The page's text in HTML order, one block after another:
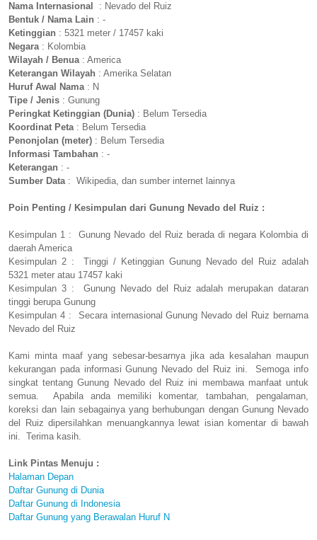
Nama Internasional
: Nevado del Ruiz
Bentuk / Nama Lain : -
Ketinggian : 5321 meter / 17457 kaki
Negara: Kolombia
Wilayah / Benua: America
Keterangan Wilayah : Amerika Selatan
Huruf Awal Nama: N
Tipe / Jenis : Gunung
Peringkat Ketinggian (Dunia) : Belum Tersedia
Koordinat Peta: Belum Tersedia
Penonjolan (meter) : Belum Tersedia
Informasi Tambahan : -
Keterangan : -
Sumber Data: Wikipedia, dan sumber internet lainnya
Poin Penting / Kesimpulan dari Gunung Nevado del Ruiz :
Kesimpulan 1 : Gunung Nevado del Ruiz berada di negara Kolombia di
daerah America
Kesimpulan 2 : Tinggi / Ketinggian Gunung Nevado del Ruiz adalah
5321 meter atau 17457 kaki
Kesimpulan 3 : Gunung Nevado del Ruiz adalah merupakan dataran
tinggi berupa Gunung
Kesimpulan 4 : Secara internasional Gunung Nevado del Ruiz bernama
Nevado del Ruiz
Kami minta maaf yang sebesar-besarnya jika ada kesalahan maupun
kekurangan pada informasi Gunung Nevado del Ruiz ini. Semoga info
singkat tentang Gunung Nevado del Ruiz ini membawa manfaat untuk
semua. Apabila anda memiliki komentar, tambahan, pengalaman,
koreksi dan lain sebagainya yang berhubungan dengan Gunung Nevado
del Ruiz dipersilahkan menuangkannya lewat isian komentar di bawah
ini. Terima kasih.
Link Pintas Menuju :
Halaman Depan
Daftar Gunung di Dunia
Daftar Gunung di Indonesia
Daftar Gunung yang Berawalan Huruf N